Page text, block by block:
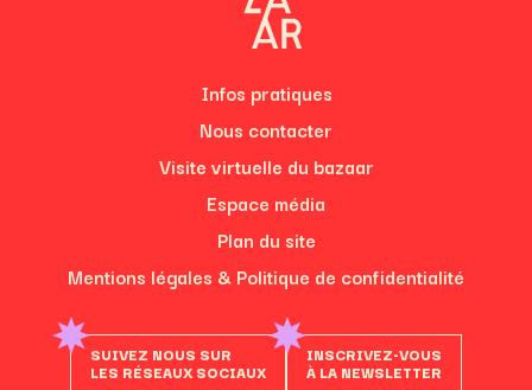
Infos pratiques
Nous contacter
Visite virtuelle du bazaar
Espace média
Plan du site
Mentions légales & Politique de confidentialité
SUIVEZ NOUS SUR
LES RÉSEAUX SOCIAUX
INSCRIVEZ-VOUS
À LA NEWSLETTER